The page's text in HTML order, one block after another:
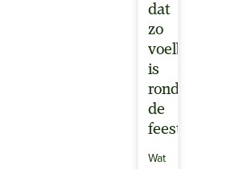
dat
zo
voelbaar
is
rondom
de
feestdagen.
Wat